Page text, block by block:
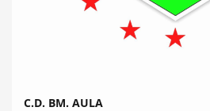
C.D. BM. AULA